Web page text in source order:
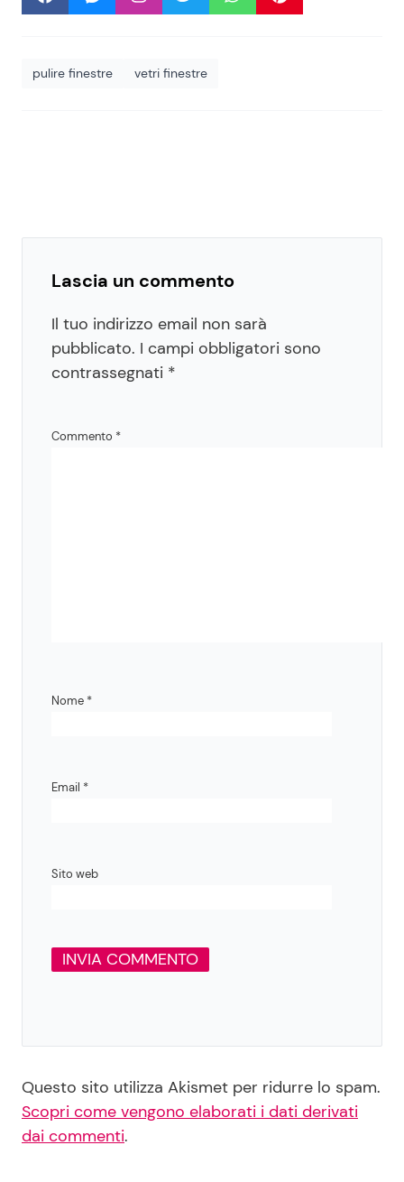
pulire finestre vetri finestre
Lascia un commento
Il tuo indirizzo email non sarà
pubblicato. I campi obbligatori sono
contrassegnati *
Commento *
Nome *
Email *
Sito web
Questo sito utilizza Akismet per ridurre lo spam.
Scopri come vengono elaborati i dati derivati
dai commenti.